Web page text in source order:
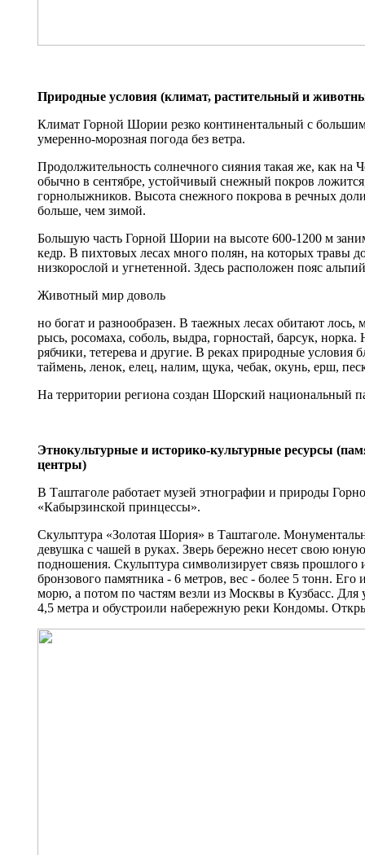
Природные условия (климат, расти​тельный и
Климат Горной Шории резко континентальный с
умеренно-морозная погода без ветра.
Продолжительность солнечного сияния такая же, как на
обычно в сентябре, устойчивый снежный покров
горнолыжников. Высота снежного покрова в речных
больше, чем зимой.
Большую часть Горной Шории на высоте 600-1200 м
кедр. В пихтовых лесах много полян, на которых травы
низкорослой и угнетенной. Здесь расположен пояс
Животный мир доволь
но богат и разнообразен. В таежных лесах обитают лось,
рысь, росомаха, соболь, выдра, горностай, барсук,
рябчики, тетерева и другие. В реках природные условия
таймень, ленок, елец, налим, щука, чебак, окунь, ерш,
На территории региона создан Шорский национальный
Этнокультурные и историко-культурные ресурсы
центры)
В Таштаголе работает музей этнографии и природы
«Кабырзинской принцессы».
Скульптура «Золотая Шория» в Таштаголе.
девушка с чашей в руках. Зверь бережно несет свою
подношения. Скульптура символизирует связь
бронзового памятника - 6 метров, вес - более 5 тонн.
морю, а потом по частям везли из Москвы в Кузбасс. Для
4,5 метра и обустроили набережную реки Кондомы.